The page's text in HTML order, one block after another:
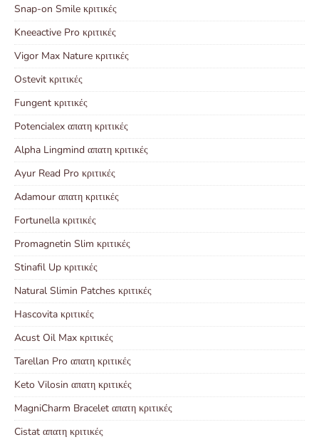
Snap-on Smile κριτικές
Kneeactive Pro κριτικές
Vigor Max Nature κριτικές
Ostevit κριτικές
Fungent κριτικές
Potencialex απατη κριτικές
Alpha Lingmind απατη κριτικές
Ayur Read Pro κριτικές
Adamour απατη κριτικές
Fortunella κριτικές
Promagnetin Slim κριτικές
Stinafil Up κριτικές
Natural Slimin Patches κριτικές
Hascovita κριτικές
Acust Oil Max κριτικές
Tarellan Pro απατη κριτικές
Keto Vilosin απατη κριτικές
MagniCharm Bracelet απατη κριτικές
Cistat απατη κριτικές